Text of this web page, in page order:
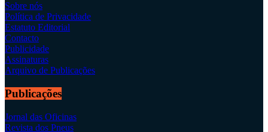
Sobre nós
Política de Privacidade
Estatuto Editorial
Contacto
Publicidade
Assinaturas
Arquivo de Publicações
Publicações
Jornal das Oficinas
Revista dos Pneus